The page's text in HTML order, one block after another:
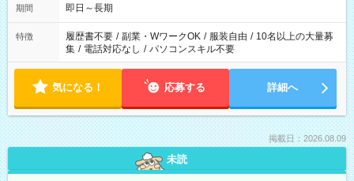
～でOK！
期間 即日～長期
特徴 履歴書不要 / 副業・WワークOK / 服装自由 / 10名以上の大量募
集 / 電話対応なし / パソコンスキル不要
気になる！ 応募する 詳細へ
掲載日：2026.08.09
未読